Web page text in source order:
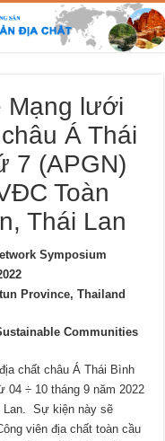
Mạng lưới
Á Thái
7 (APGN)
Toàn
Thái Lan
Symposium
Province, Thailand
Communities
chất châu Á Thái Bình
÷ 10 tháng 9 năm 2022
Lan. Sự kiện này sẽ
viên địa chất toàn cầu